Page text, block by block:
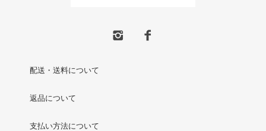
配送・送料について
返品について
支払い方法について